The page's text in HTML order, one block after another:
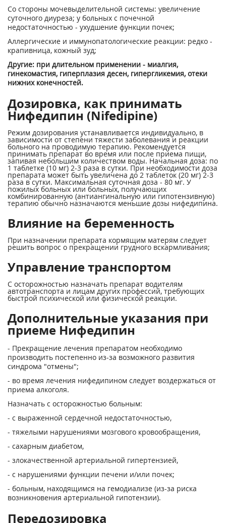
Со стороны мочевыделительной системы: увеличение
суточного диуреза; у больных с почечной
недостаточностью - ухудшение функции почек;
Аллергические и иммунопатологические реакции: редко -
крапивница, кожный зуд;
Другие: при длительном применении - миалгия,
гинекомастия, гиперплазия десен, гипергликемия, отеки
нижних конечностей.
Дозировка, как принимать
Нифедипин (Nifedipine)
Режим дозирования устанавливается индивидуально, в
зависимости от степени тяжести заболевания и реакции
больного на проводимую терапию. Рекомендуется
принимать препарат во время или после приема пищи,
запивая небольшим количеством воды. Начальная доза: по
1 таблетке (10 мг) 2-3 раза в сутки. При необходимости доза
препарата может быть увеличена до 2 таблеток (20 мг) 2-3
раза в сутки. Максимальная суточная доза - 80 мг. У
пожилых больных или больных, получающих
комбинированную (антиангинальную или гипотензивную)
терапию обычно назначаются меньшие дозы нифедипина.
Влияние на беременность
При назначении препарата кормящим матерям следует
решить вопрос о прекращении грудного вскармливания;
Управление транспортом
С осторожностью назначать препарат водителям
автотранспорта и лицам других профессий, требующих
быстрой психической или физической реакции.
Дополнительные указания при
приеме Нифедипин
- Прекращение лечения препаратом необходимо
производить постепенно из-за возможного развития
синдрома "отмены";
- во время лечения нифедипином следует воздержаться от
приема алкоголя.
Назначать с осторожностью больным:
- с выраженной сердечной недостаточностью,
- тяжелыми нарушениями мозгового кровообращения,
- сахарным диабетом,
- злокачественной артериальной гипертензией,
- с нарушениями функции печени и/или почек;
- больным, находящимся на гемодиализе (из-за риска
возникновения артериальной гипотензии).
Передозировка